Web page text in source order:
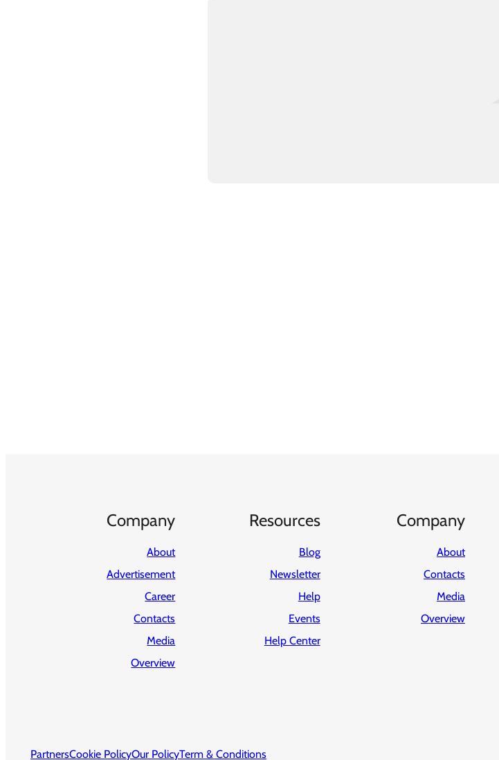
Company
About
Contacts
Media
Overview
Resources
Blog
Newsletter
Help
Events
Help Center
Company
About
Advertisement
Career
Contacts
Media
Overview
Term & Conditions
Our Policy
Cookie Policy
Partners